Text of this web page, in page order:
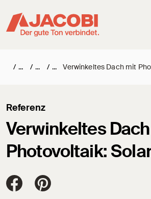
/ / / Verwinkeltes Dach mit
Verwinkeltes
Photovoltaik:
Referenz
Jacobi Dachziegel auf FaceBook
Jacobi Dachziegel auf